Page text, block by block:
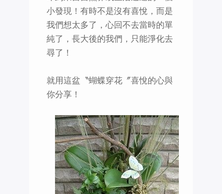
小發現！有時不是沒有喜悅，而是
我們想太多了，心回不去當時的單
純了，長大後的我們，只能淨化去
尋了！
就用這盆〝蝴蝶穿花〞喜悅的心與
你分享！